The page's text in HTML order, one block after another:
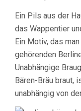
Ein Pils aus der
das Wappentier
Ein Motiv, das
gehörenden
Unabhängige
Bären-Bräu braut,
unabhängig von